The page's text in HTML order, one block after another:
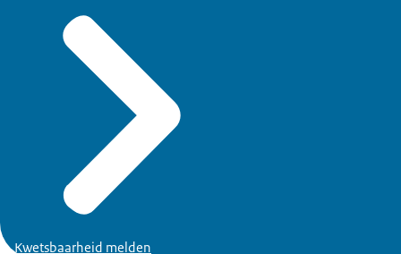
Kwetsbaarheid melden